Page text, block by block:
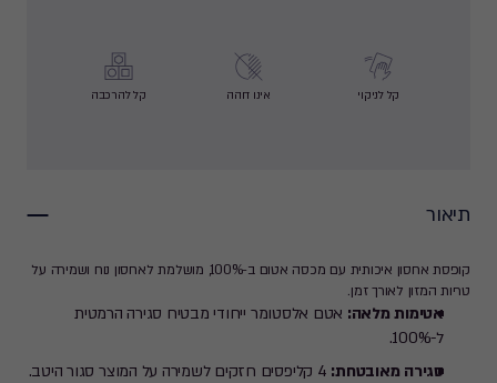
קל לניקוי אינו דוהה קל להרכבה
תיאור
קופסת אחסון איכותית עם מכסה אטום ב-100%, מושלמת לאחסון נוח ושמירה על
טריות המזון לאורך זמן.
אטימות מלאה: אטם אלסטומר ייחודי מבטיח סגירה הרמטית
ל-100%.
סגירה מאובטחת: